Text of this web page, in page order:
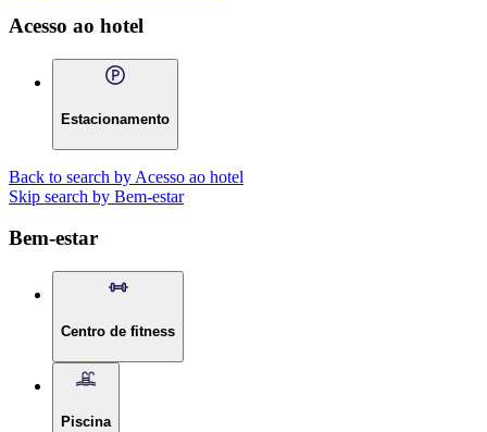
Acesso ao hotel
Estacionamento
Back to search by Acesso ao hotel
Skip search by Bem-estar
Bem-estar
Centro de fitness
Piscina